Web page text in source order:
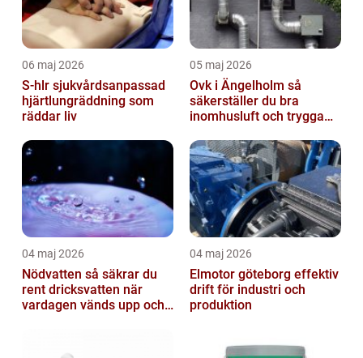
06 maj 2026
S-hlr sjukvårdsanpassad
hjärtlungräddning som
räddar liv
05 maj 2026
Ovk i Ängelholm så
säkerställer du bra
inomhusluft och trygga
04 maj 2026
Nödvatten så säkrar du
rent dricksvatten när
vardagen vänds upp och
04 maj 2026
Elmotor göteborg effektiv
drift för industri och
produktion